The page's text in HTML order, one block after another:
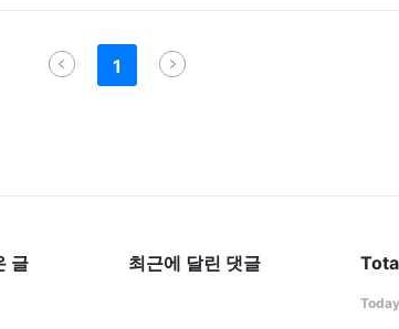
하지만..
1
글 최근에 달린 댓글
Today